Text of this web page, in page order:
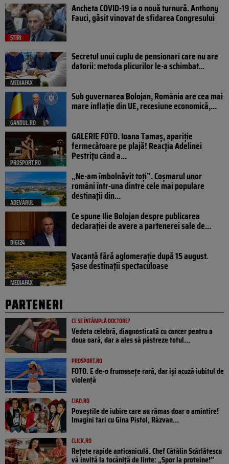
ȘTIRI
Ancheta COVID-19 ia o nouă turnură. Anthony
Fauci, găsit vinovat de sfidarea Congresului
MEDIAFAX
Secretul unui cuplu de pensionari care nu are
datorii: metoda plicurilor le-a schimbat...
GANDUL.RO
Sub guvernarea Bolojan, România are cea mai
mare inflație din UE, recesiune economică,...
PROSPORT.RO
GALERIE FOTO. Ioana Tamaş, apariție
fermecătoare pe plajă! Reacția Adelinei
Pestrițu când a...
ADEVARUL
„Ne-am îmbolnăvit toți”. Coșmarul unor
români într-una dintre cele mai populare
destinații din...
DIGI24
Ce spune Ilie Bolojan despre publicarea
declarației de avere a partenerei sale de...
MEDIAFAX
Vacanță fără aglomerație după 15 august.
Șase destinații spectaculoase
PARTENERI
CE SE ÎNTÂMPLĂ DOCTORE?
Vedeta celebră, diagnosticată cu cancer pentru a
doua oară, dar a ales să păstreze totul...
PROSPORT.RO
FOTO. E de-o frumusețe rară, dar își acuză iubitul de
violență
CIAO.RO
Poveştile de iubire care au rămas doar o amintire!
Imagini tari cu Gina Pistol, Răzvan...
CLICK.RO
Rețete rapide anticaniculă. Chef Cătălin Scărlătescu
vă invită la tocăniță de linte: „Spor la proteine!”